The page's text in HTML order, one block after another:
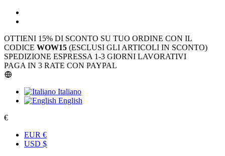
OTTIENI 15% DI SCONTO SU TUO ORDINE CON IL
CODICE WOW15 (ESCLUSI GLI ARTICOLI IN SCONTO)
SPEDIZIONE ESPRESSA 1-3 GIORNI LAVORATIVI
PAGA IN 3 RATE CON PAYPAL
Italiano
English
€
EUR €
USD $